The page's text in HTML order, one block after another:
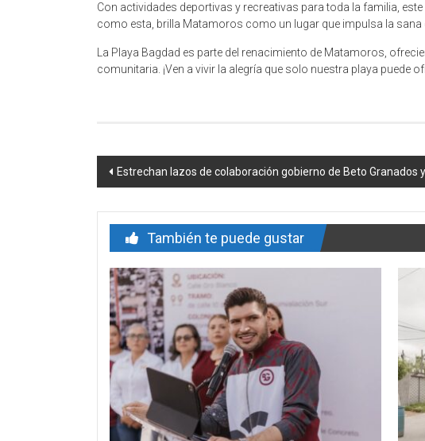
Con actividades deportivas y recreativas para toda la familia,
como esta, brilla Matamoros como un lugar que impulsa la sana
La Playa Bagdad es parte del renacimiento de Matamoros,
comunitaria. ¡Ven a vivir la alegría que solo nuestra playa puede
Navegación
entrada
Estrechan lazos de colaboración gobierno de Beto Granados
También te puede gustar